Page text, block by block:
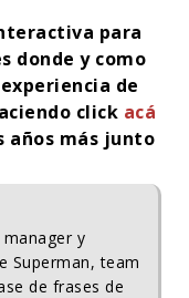
para
donde y como
de
click acá
años más junto
y
Superman, team
de frases de